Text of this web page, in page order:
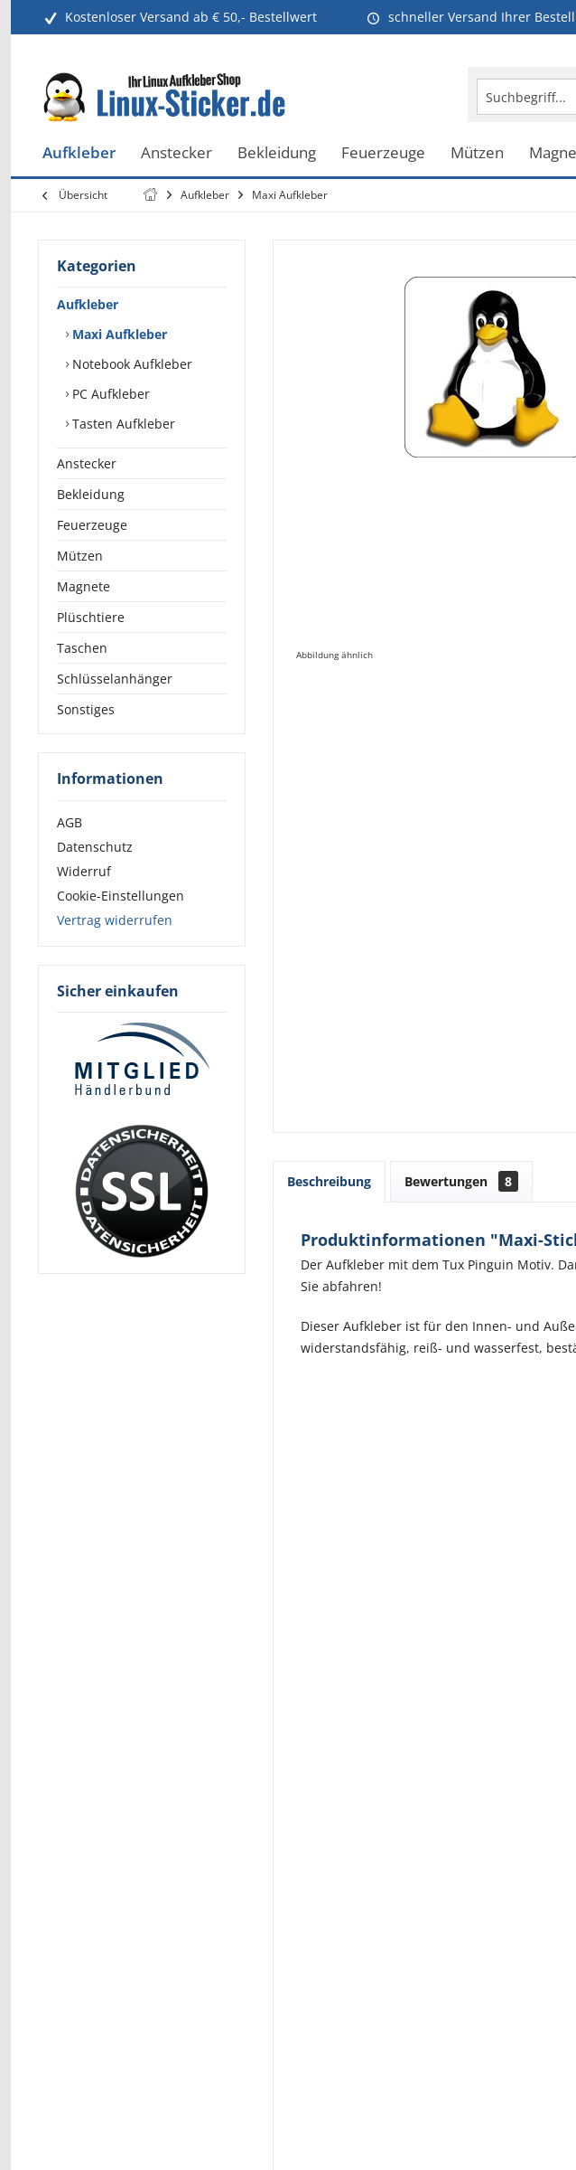
Kostenloser Versand ab € 50,- Bestellwert schneller Versand Ihrer
Aufkleber Anstecker Bekleidung Feuerzeuge Mützen
Übersicht Aufkleber Maxi Aufkleber
Kategorien
Aufkleber
Maxi Aufkleber
Notebook Aufkleber
PC Aufkleber
Tasten Aufkleber
Anstecker
Bekleidung
Feuerzeuge
Mützen
Magnete
Plüschtiere
Taschen
Schlüsselanhänger
Sonstiges
Informationen
AGB
Datenschutz
Widerruf
Cookie-Einstellungen
Vertrag widerrufen
Sicher einkaufen
Abbildung ähnlich
Beschreibung Bewertungen 8
Produktinformationen "Maxi-
Der Aufkleber mit dem Tux Pinguin Motiv.
Sie abfahren!
Dieser Aufkleber ist für den Innen- und
widerstandsfähig, reiß- und wasserfest,